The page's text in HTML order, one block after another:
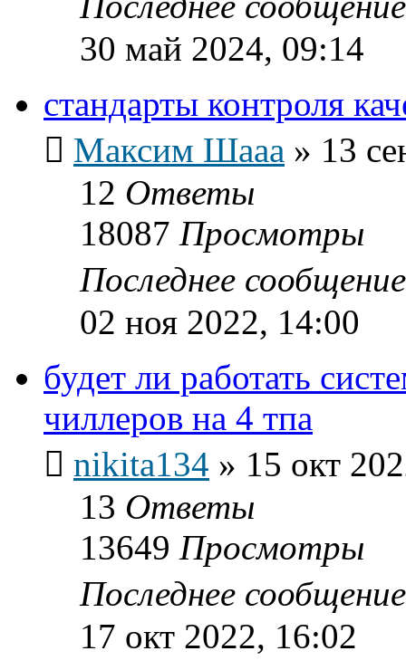
30 май 2024, 09:14
стандарты контроля
Максим Шааа » 13
12 Ответы
18087 Просмотры
Последнее
02 ноя 2022, 14:00
будет ли работать
чиллеров на 4 тпа
nikita134 » 15 окт
13 Ответы
13649 Просмотры
Последнее
17 окт 2022, 16:02